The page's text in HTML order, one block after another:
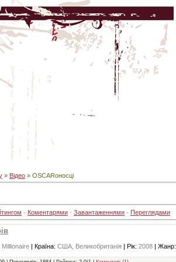
» Відео » OSCARоносці
· Коментарями · Завантаженнями · Переглядами
Millionaire | Країна: США, Великобританія | Рік: 2008 | Жанр: